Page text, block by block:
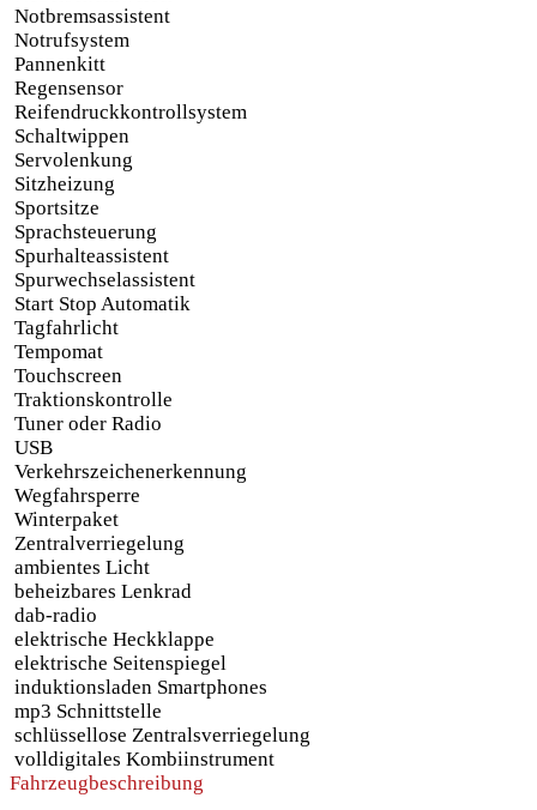
Notbremsassistent
Notrufsystem
Pannenkitt
Regensensor
Reifendruckkontrollsystem
Schaltwippen
Servolenkung
Sitzheizung
Sportsitze
Sprachsteuerung
Spurhalteassistent
Spurwechselassistent
Start Stop Automatik
Tagfahrlicht
Tempomat
Touchscreen
Traktionskontrolle
Tuner oder Radio
USB
Verkehrszeichenerkennung
Wegfahrsperre
Winterpaket
Zentralverriegelung
ambientes Licht
beheizbares Lenkrad
dab-radio
elektrische Heckklappe
elektrische Seitenspiegel
induktionsladen Smartphones
mp3 Schnittstelle
schlüssellose Zentralsverriegelung
volldigitales Kombiinstrument
Fahrzeugbeschreibung